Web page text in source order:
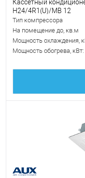
Кассетный
H24/4R1(U)/MB 12
Тип компрессора
На помещение до, кв.м
Мощность охлаждения,
Мощность обогрева, кВт: